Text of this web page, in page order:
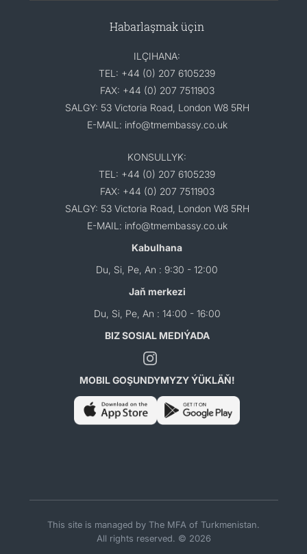
Habarlaşmak üçin
ILÇIHANA:
TEL: +44 (0) 207 6105239
FAX: +44 (0) 207 7511903
SALGY: 53 Victoria Road, London W8 5RH
E-MAIL: info@tmembassy.co.uk
KONSULLYK:
TEL: +44 (0) 207 6105239
FAX: +44 (0) 207 7511903
SALGY: 53 Victoria Road, London W8 5RH
E-MAIL: info@tmembassy.co.uk
Kabulhana
Du, Si, Pe, An : 9:30 - 12:00
Jaň merkezi
Du, Si, Pe, An : 14:00 - 16:00
BIZ SOSIAL MEDIÝADA
MOBIL GOŞUNDYMYZY ÝÜKLÄŇ!
This site is managed by The MFA of Turkmenistan.
All rights reserved. © 2026